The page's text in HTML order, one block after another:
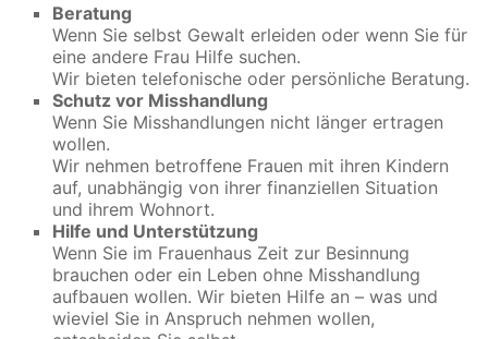
Beratung
Wenn Sie selbst Gewalt erleiden oder wenn Sie für
eine andere Frau Hilfe suchen.
Wir bieten telefonische oder persönliche Beratung.
Schutz vor Misshandlung
Wenn Sie Misshandlungen nicht länger ertragen
wollen.
Wir nehmen betroffene Frauen mit ihren Kindern
auf, unabhängig von ihrer finanziellen Situation
und ihrem Wohnort.
Hilfe und Unterstützung
Wenn Sie im Frauenhaus Zeit zur Besinnung
brauchen oder ein Leben ohne Misshandlung
aufbauen wollen. Wir bieten Hilfe an – was und
wieviel Sie in Anspruch nehmen wollen,